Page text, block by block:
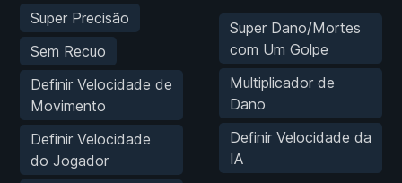
Super Precisão
Sem Recuo
Definir Velocidade de
Movimento
Definir Velocidade
do Jogador
Super Dano/Mortes
com Um Golpe
Multiplicador de
Dano
Definir Velocidade da
IA